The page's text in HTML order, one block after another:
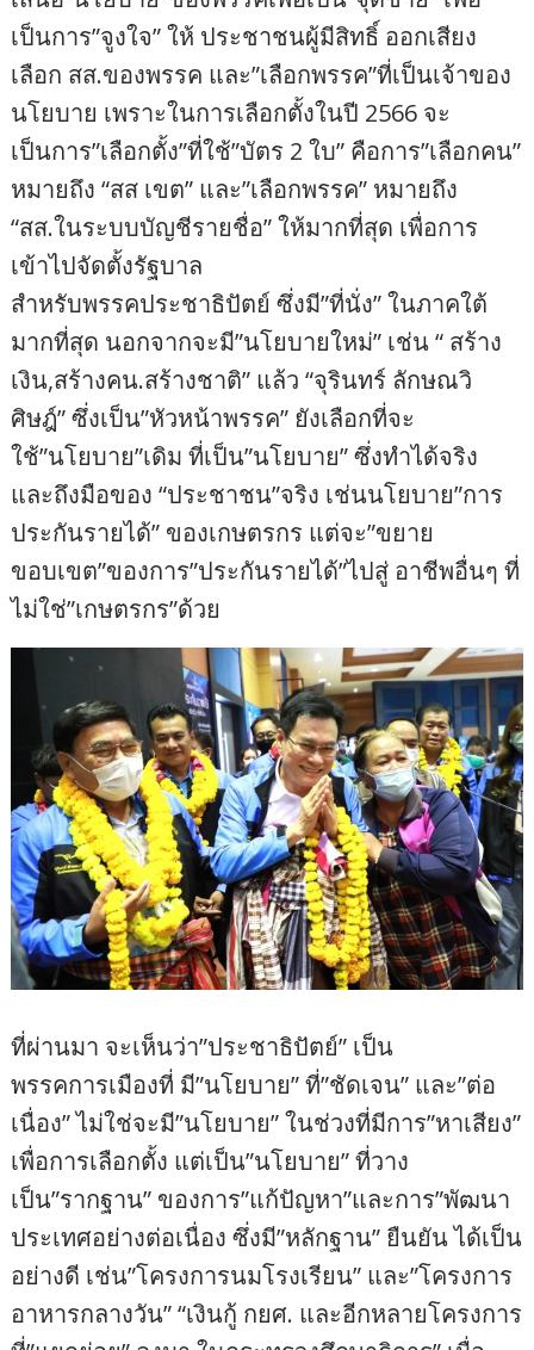
เป็นการ”จูงใจ” ให้ ประชาชนผู้มีสิทธิ์ ออกเสียง
เลือก สส.ของพรรค และ”เลือกพรรค”ที่เป็นเจ้าของ
นโยบาย เพราะในการเลือกตั้งในปี 2566 จะ
เป็นการ”เลือกตั้ง”ที่ใช้”บัตร 2 ใบ” คือการ”เลือกคน”
หมายถึง “สส เขต” และ”เลือกพรรค” หมายถึง
“สส.ในระบบบัญชีรายชื่อ” ให้มากที่สุด เพื่อการ
เข้าไปจัดตั้งรัฐบาล
สำหรับพรรคประชาธิปัตย์ ซึ่งมี”ที่นั่ง” ในภาคใต้
มากที่สุด นอกจากจะมี”นโยบายใหม่” เช่น “ สร้าง
เงิน,สร้างคน.สร้างชาติ” แล้ว “จุรินทร์ ลักษณวิ
ศิษฎ์” ซึ่งเป็น”หัวหน้าพรรค” ยังเลือกที่จะ
ใช้”นโยบาย”เดิม ที่เป็น”นโยบาย” ซึ่งทำได้จริง
และถึงมือของ “ประชาชน”จริง เช่นนโยบาย”การ
ประกันรายได้” ของเกษตรกร แต่จะ”ขยาย
ขอบเขต”ของการ”ประกันรายได้”ไปสู่ อาชีพอื่นๆ ที่
ไม่ใช่”เกษตรกร”ด้วย
ที่ผ่านมา จะเห็นว่า”ประชาธิปัตย์” เป็น
พรรคการเมืองที่ มี”นโยบาย” ที่”ชัดเจน” และ”ต่อ
เนื่อง” ไม่ใช่จะมี”นโยบาย” ในช่วงที่มีการ”หาเสียง”
เพื่อการเลือกตั้ง แต่เป็น”นโยบาย” ที่วาง
เป็น”รากฐาน” ของการ”แก้ปัญหา”และการ”พัฒนา
ประเทศอย่างต่อเนื่อง ซึ่งมี”หลักฐาน” ยืนยัน ได้เป็น
อย่างดี เช่น”โครงการนมโรงเรียน” และ”โครงการ
อาหารกลางวัน” “เงินกู้ กยศ. และอีกหลายโครงการ